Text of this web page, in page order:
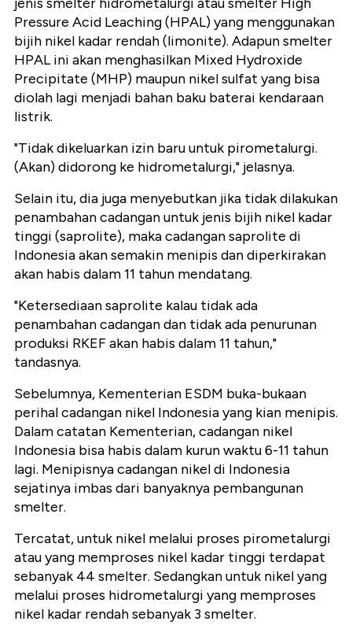
Pressure Acid Leaching (HPAL) yang menggunakan
bijih nikel kadar rendah (limonite). Adapun smelter
HPAL ini akan menghasilkan Mixed Hydroxide
Precipitate (MHP) maupun nikel sulfat yang bisa
diolah lagi menjadi bahan baku baterai kendaraan
listrik.
"Tidak dikeluarkan izin baru untuk pirometalurgi.
(Akan) didorong ke hidrometalurgi," jelasnya.
Selain itu, dia juga menyebutkan jika tidak dilakukan
penambahan cadangan untuk jenis bijih nikel kadar
tinggi (saprolite), maka cadangan saprolite di
Indonesia akan semakin menipis dan diperkirakan
akan habis dalam 11 tahun mendatang.
"Ketersediaan saprolite kalau tidak ada
penambahan cadangan dan tidak ada penurunan
produksi RKEF akan habis dalam 11 tahun,"
tandasnya.
Sebelumnya, Kementerian ESDM buka-bukaan
perihal cadangan nikel Indonesia yang kian menipis.
Dalam catatan Kementerian, cadangan nikel
Indonesia bisa habis dalam kurun waktu 6-11 tahun
lagi. Menipisnya cadangan nikel di Indonesia
sejatinya imbas dari banyaknya pembangunan
smelter.
Tercatat, untuk nikel melalui proses pirometalurgi
atau yang memproses nikel kadar tinggi terdapat
sebanyak 44 smelter. Sedangkan untuk nikel yang
melalui proses hidrometalurgi yang memproses
nikel kadar rendah sebanyak 3 smelter.